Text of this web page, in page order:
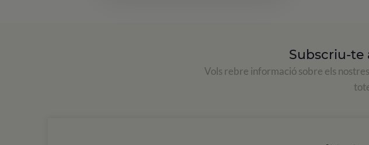
Subscriu-te
Vols rebre informació sobre els